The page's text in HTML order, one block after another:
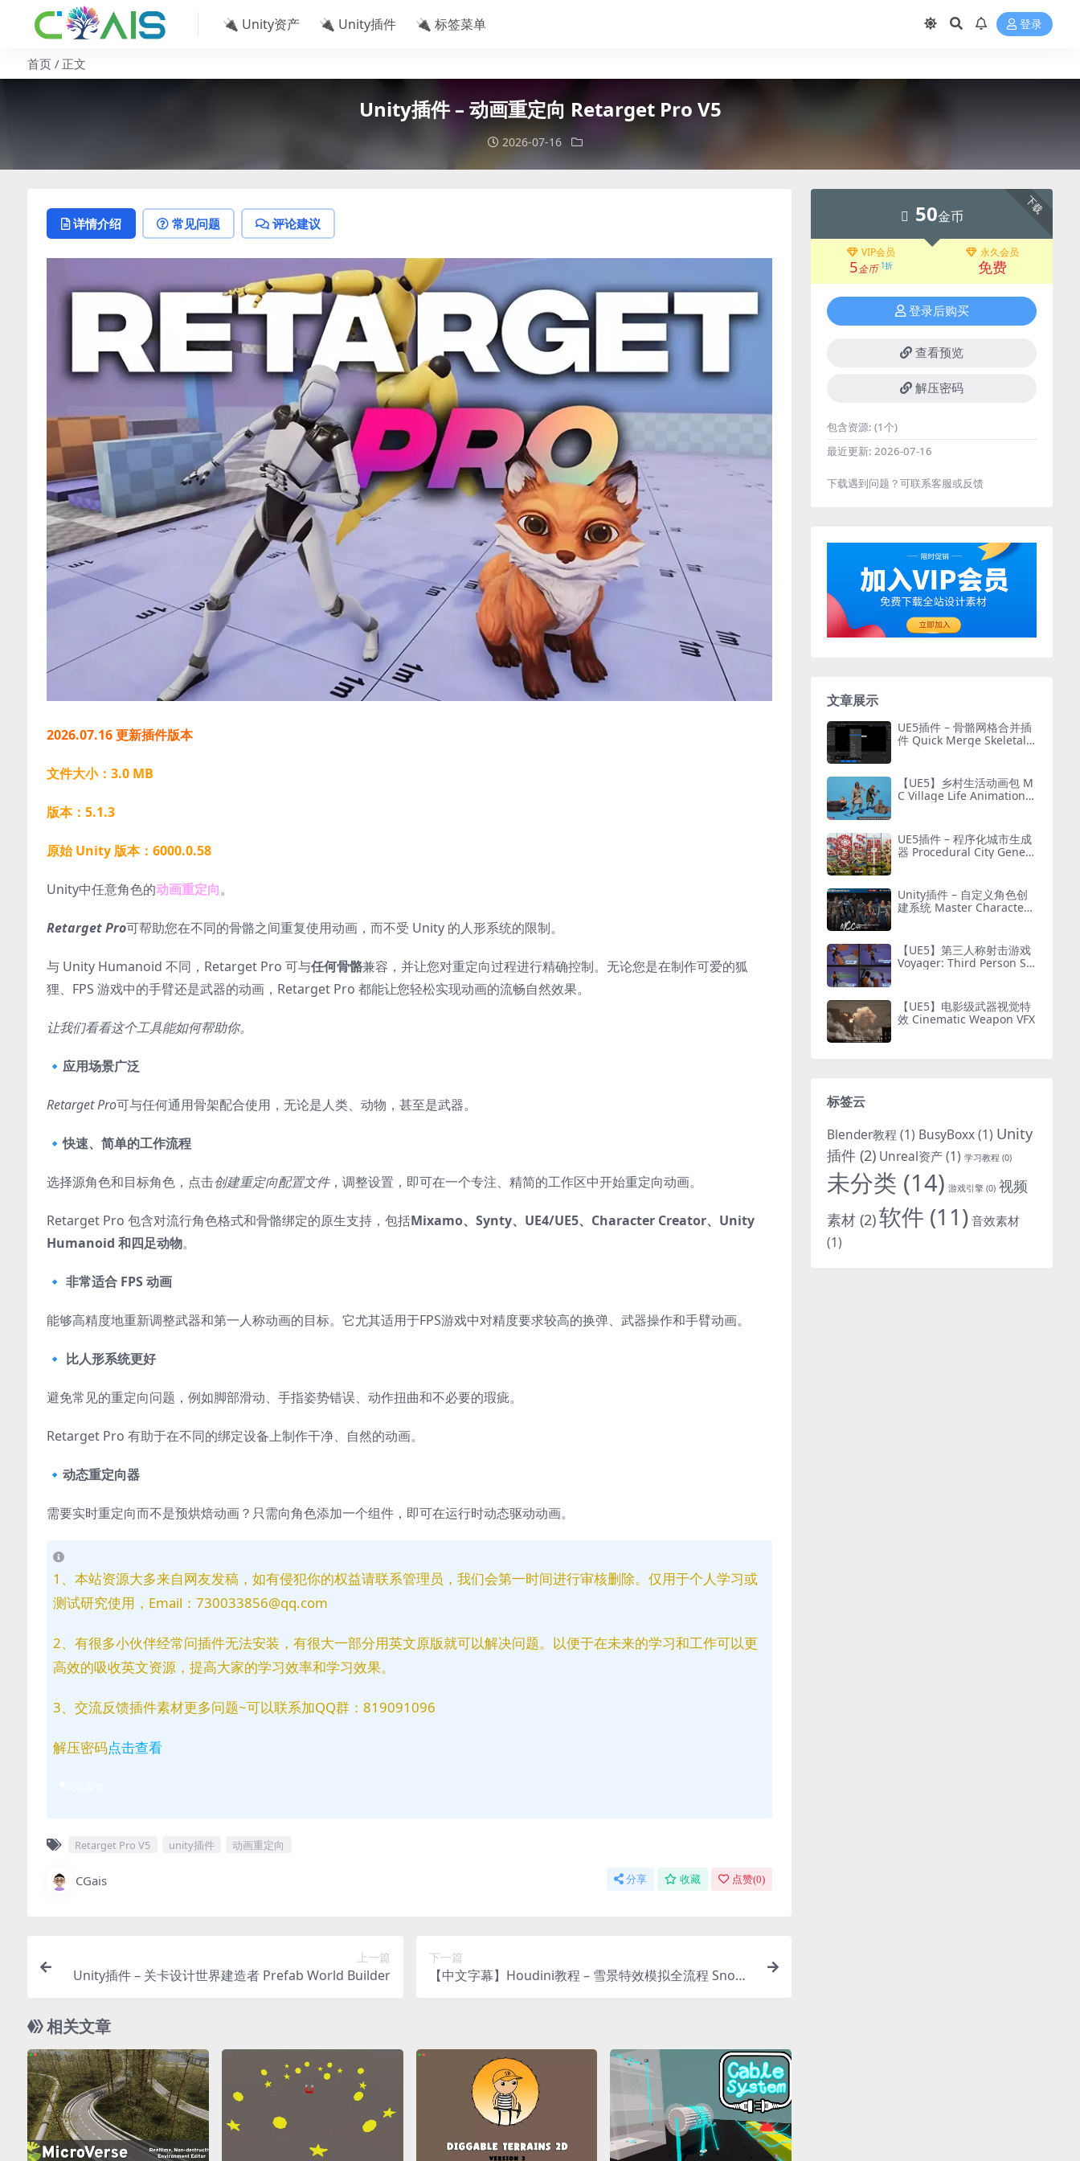
🔌 Unity资产 🔌 Unity插件 🔌 标签菜单 登录
首页 正文
Unity插件 – 动画重定向 Retarget Pro V5
2026-07-16
详情介绍 常见问题 评论建议
2026.07.16 更新插件版本
文件大小：3.0 MB
版本：5.1.3
原始 Unity 版本：6000.0.58
Unity中任意角色的动画重定向。
Retarget Pro可帮助您在不同的骨骼之间重复使用动画，而不受 Unity 的人形系统的限制。
与 Unity Humanoid 不同，Retarget Pro 可与任何骨骼兼容，并让您对重定向过程进行精确控制。无论您是在制作可爱的狐
狸、FPS 游戏中的手臂还是武器的动画，Retarget Pro 都能让您轻松实现动画的流畅自然效果。
让我们看看这个工具能如何帮助你。
🔹 应用场景广泛
Retarget Pro可与任何通用骨架配合使用，无论是人类、动物，甚至是武器。
🔹快速、简单的工作流程
选择源角色和目标角色，点击创建重定向配置文件，调整设置，即可在一个专注、精简的工作区中开始重定向动画。
Retarget Pro 包含对流行角色格式和骨骼绑定的原生支持，包括Mixamo、Synty、UE4/UE5、Character Creator、Unity
Humanoid 和四足动物。
🔹 非常适合 FPS 动画
能够高精度地重新调整武器和第一人称动画的目标。它尤其适用于FPS游戏中对精度要求较高的换弹、武器操作和手臂动画。
🔹 比人形系统更好
避免常见的重定向问题，例如脚部滑动、手指姿势错误、动作扭曲和不必要的瑕疵。
Retarget Pro 有助于在不同的绑定设备上制作干净、自然的动画。
🔹动态重定向器
需要实时重定向而不是预烘焙动画？只需向角色添加一个组件，即可在运行时动态驱动动画。
1、本站资源大多来自网友发稿，如有侵犯你的权益请联系管理员，我们会第一时间进行审核删除。仅用于个人学习或
测试研究使用，Email：730033856@qq.com
2、有很多小伙伴经常问插件无法安装，有很大一部分用英文原版就可以解决问题。以便于在未来的学习和工作可以更
高效的吸收英文资源，提高大家的学习效率和学习效果。
3、交流反馈插件素材更多问题~可以联系加QQ群：819091096
解压密码点击查看
Retarget Pro V5 unity插件 动画重定向
CGais 分享 收藏 点赞(0)
上一篇
Unity插件 – 关卡设计世界建造者 Prefab World Builder
下一篇
【中文字幕】Houdini教程 – 雪景特效模拟全流程 Snow
相关文章
下载
50金币
VIP会员
5金币 1折
永久会员
免费
登录后购买
查看预览
解压密码
包含资源: (1个)
最近更新: 2026-07-16
下载遇到问题？可联系客服或反馈
文章展示
UE5插件 – 骨骼网格合并插
件 Quick Merge Skeletal
【UE5】乡村生活动画包 M
C Village Life Animation P
UE5插件 – 程序化城市生成
器 Procedural City Genera
Unity插件 – 自定义角色创
建系统 Master Character
【UE5】第三人称射击游戏
Voyager: Third Person Sh
【UE5】电影级武器视觉特
效 Cinematic Weapon VFX
标签云
Blender教程 (1) BusyBoxx(1) Unity
插件 (2) Unreal资产(1) 学习教程 (0)
未分类 (14) 游戏引擎 (0) 视频
素材 (2)软件 (11)音效素材
(1)